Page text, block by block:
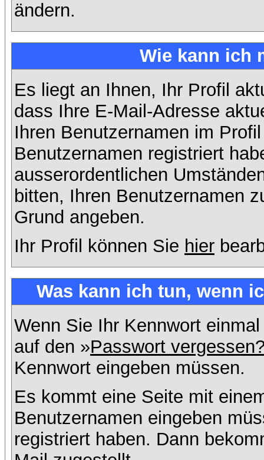
ändern.
Wie kann ich
Es liegt an Ihnen, Ihr Profil
dass Ihre E-Mail-Adresse
Ihren Benutzernamen im
Benutzernamen registriert
ausserordentlichen
bitten, Ihren Benutzernamen
Grund angeben.
Ihr Profil können Sie hier
Was kann ich tun, wenn
Wenn Sie Ihr Kennwort
auf den »Passwort
Kennwort eingeben müssen.
Es kommt eine Seite mit
Benutzernamen eingeben
registriert haben. Dann